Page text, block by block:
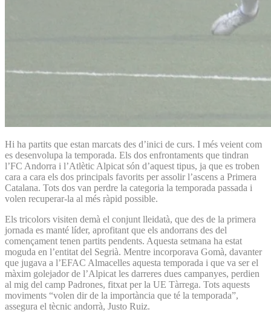
Hi ha partits que estan marcats des d’inici de curs. I més veient com
es desenvolupa la temporada. Els dos enfrontaments que tindran
l’FC Andorra i l’Atlètic Alpicat són d’aquest tipus, ja que es troben
cara a cara els dos principals favorits per assolir l’ascens a Primera
Catalana. Tots dos van perdre la categoria la temporada passada i
volen recuperar-la al més ràpid possible.
Els tricolors visiten demà el conjunt lleidatà, que des de la primera
jornada es manté líder, aprofitant que els andorrans des del
començament tenen partits pendents. Aquesta setmana ha estat
moguda en l’entitat del Segrià. Mentre incorporava Gomà, davanter
que jugava a l’EFAC Almacelles aquesta temporada i que va ser el
màxim golejador de l’Alpicat les darreres dues campanyes, perdien
al mig del camp Padrones, fitxat per la UE Tàrrega. Tots aquests
moviments “volen dir de la importància que té la temporada”,
assegura el tècnic andorrà, Justo Ruiz.